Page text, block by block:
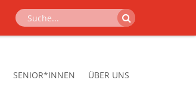
SENIOR*INNEN ÜBER UNS